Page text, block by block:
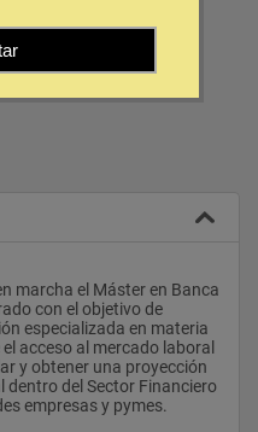
con el objetivo de
especializada en materia
acceso al mercado laboral
y obtener una proyección
dentro del Sector Financiero
empresas y pymes.